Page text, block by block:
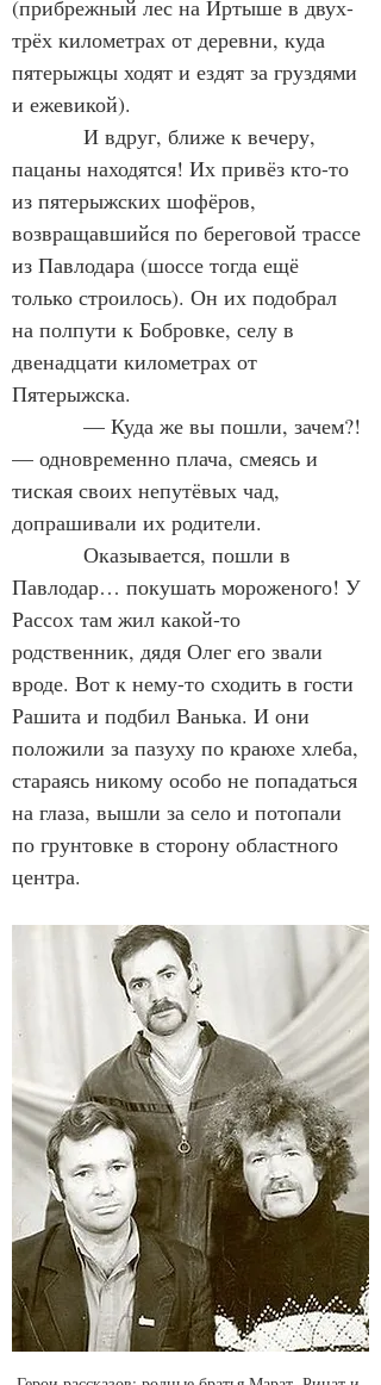
(прибрежный лес на Иртыше в двух-
трёх километрах от деревни, куда
пятерыжцы ходят и ездят за груздями
и ежевикой).
пацаны находятся! Их привёз кто-то
из пятерыжских шофёров,
возвращавшийся по береговой трассе
из Павлодара (шоссе тогда ещё
только строилось). Он их подобрал
на полпути к Бобровке, селу в
двенадцати километрах от
Пятерыжска.
— одновременно плача, смеясь и
тиская своих непутёвых чад,
допрашивали их родители.
Павлодар… покушать мороженого! У
Рассох там жил какой-то
родственник, дядя Олег его звали
вроде. Вот к нему-то сходить в гости
Рашита и подбил Ванька. И они
положили за пазуху по краюхе хлеба,
стараясь никому особо не попадаться
на глаза, вышли за село и потопали
по грунтовке в сторону областного
центра.